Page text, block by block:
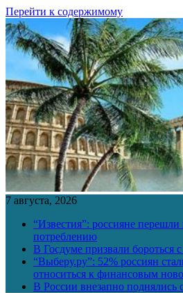
Перейти к содержимому
7 августа, 2026
“Известия”: россияне
потреблению
В Госдуме призвали бороться
“Выберу.ру”: 52% россиян
относиться к финансовым
В России внезапно поднялись